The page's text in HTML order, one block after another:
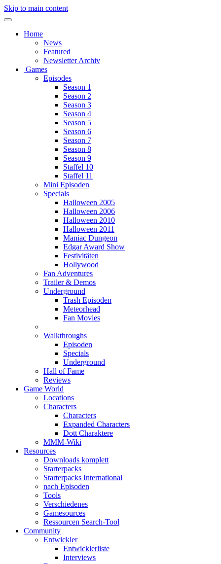
Skip to main content
Home
News
Featured
Newsletter Archiv
Games
Episodes
Season 1
Season 2
Season 3
Season 4
Season 5
Season 6
Season 7
Season 8
Season 9
Staffel 10
Staffel 11
Mini Episoden
Specials
Halloween 2005
Halloween 2006
Halloween 2010
Halloween 2011
Maniac Dungeon
Edgar Award Show
Festivitäten
Hollywood
Fan Adventures
Trailer & Demos
Underground
Trash Episoden
Meteorhead
Fan Movies
Walkthroughs
Episoden
Specials
Underground
Hall of Fame
Reviews
Game World
Locations
Characters
Characters
Expanded Characters
Dott Charaktere
MMM-Wiki
Resources
Downloads komplett
Starterpacks
Starterpacks International
nach Episoden
Tools
Verschiedenes
Gamesources
Ressourcen Search-Tool
Community
Entwickler
Entwicklerliste
Interviews